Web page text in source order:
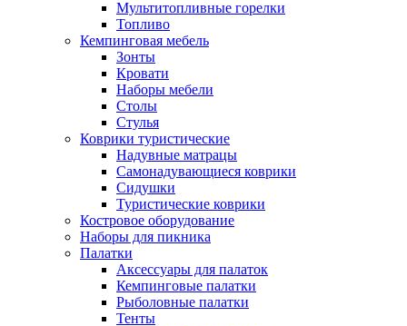
Мультитопливные горелки
Топливо
Кемпинговая мебель
Зонты
Кровати
Наборы мебели
Столы
Стулья
Коврики туристические
Надувные матрацы
Самонадувающиеся коврики
Сидушки
Туристические коврики
Костровое оборудование
Наборы для пикника
Палатки
Аксессуары для палаток
Кемпинговые палатки
Рыболовные палатки
Тенты